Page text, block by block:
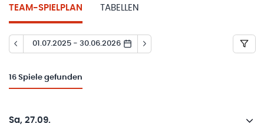
TEAM-SPIELPLAN TABELLEN
01.07.2025 - 30.06.2026
16 Spiele gefunden
Sa, 27.09.